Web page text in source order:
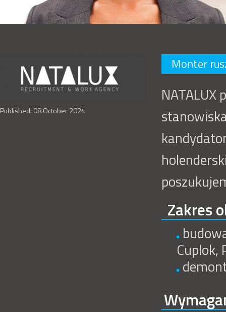
Monter
Zakres
Cuplok,
Published: 08 October 2024